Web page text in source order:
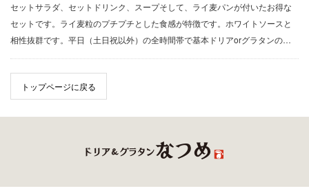
セットサラダ、セットドリンク、スープそして、ライ麦パンが付いたお得な
セットです。ライ麦粒のプチプチとした食感が特徴です。ホワイトソースと
相性抜群です。平日（土日祝以外）の全時間帯で基本ドリアorグラタンの…
トップページに戻る